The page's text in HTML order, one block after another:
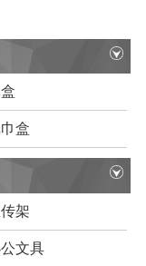
盒
架
文具